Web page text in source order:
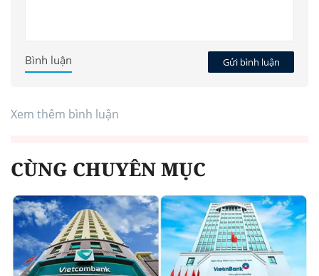
Gửi bình luận
Bình luận
Xem thêm bình luận
CÙNG CHUYÊN MỤC